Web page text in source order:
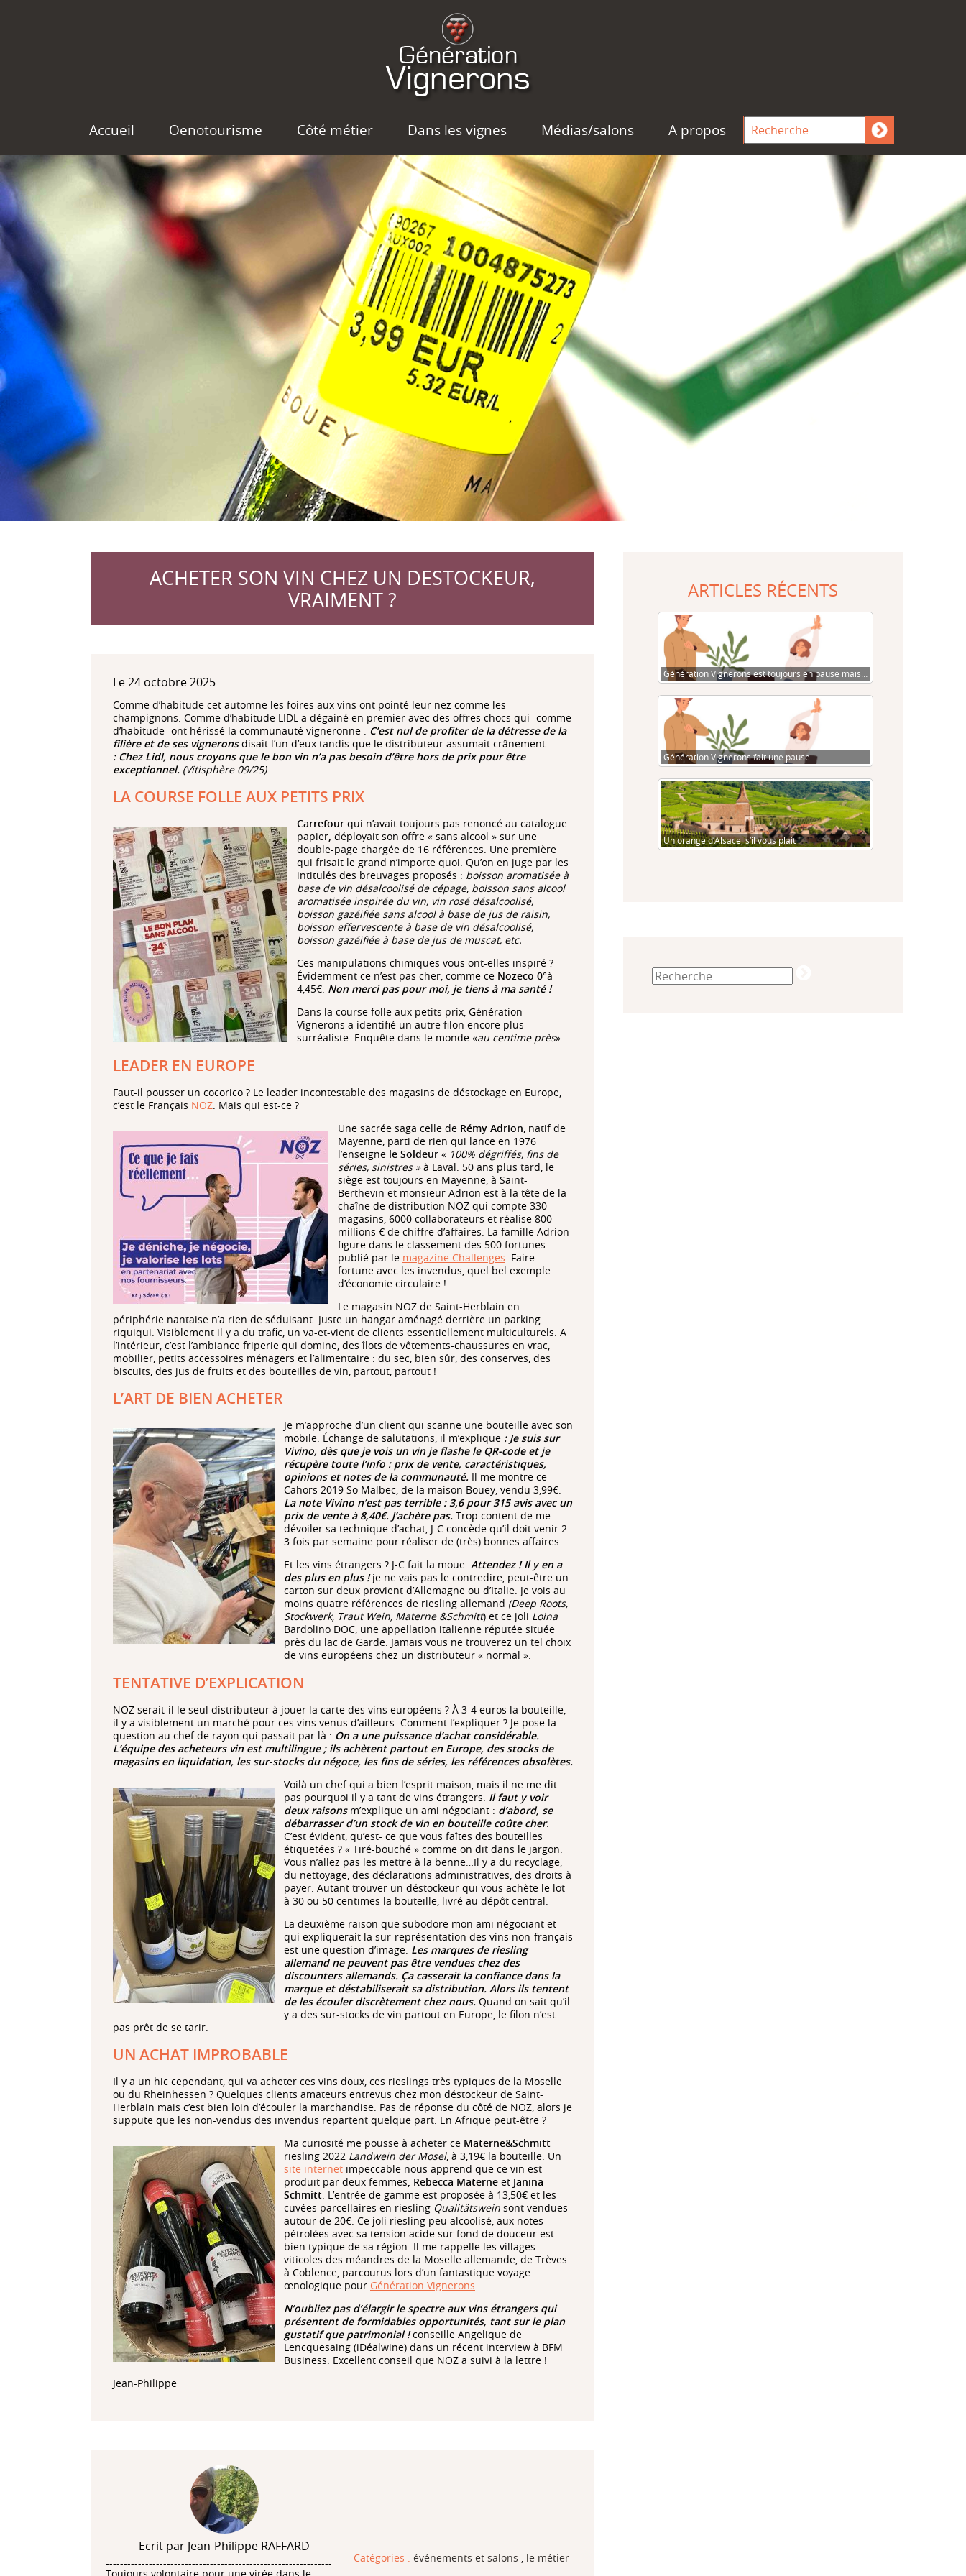
Accueil Oenotourisme Côté métier Dans les vignes Médias/salons A propos
ACHETER SON VIN CHEZ UN DESTOCKEUR,
VRAIMENT ?
Le 24 octobre 2025
Comme d’habitude cet automne les foires aux vins ont pointé leur nez comme les
champignons. Comme d’habitude LIDL a dégainé en premier avec des offres chocs qui -comme
d’habitude- ont hérissé la communauté vigneronne : C’est nul de profiter de la détresse de la
filière et de ses vignerons disait l’un d’eux tandis que le distributeur assumait crânement
: Chez Lidl, nous croyons que le bon vin n’a pas besoin d’être hors de prix pour être
exceptionnel. (Vitisphère 09/25)
LA COURSE FOLLE AUX PETITS PRIX
Carrefour qui n’avait toujours pas renoncé au catalogue
papier, déployait son offre « sans alcool » sur une
double-page chargée de 16 références. Une première
qui frisait le grand n’importe quoi. Qu’on en juge par les
intitulés des breuvages proposés : boisson aromatisée à
base de vin désalcoolisé de cépage, boisson sans alcool
aromatisée inspirée du vin, vin rosé désalcoolisé,
boisson gazéifiée sans alcool à base de jus de raisin,
boisson effervescente à base de vin désalcoolisé,
boisson gazéifiée à base de jus de muscat, etc.
Ces manipulations chimiques vous ont-elles inspiré ?
Évidemment ce n’est pas cher, comme ce Nozeco 0°à
4,45€. Non merci pas pour moi, je tiens à ma santé !
Dans la course folle aux petits prix, Génération
Vignerons a identifié un autre filon encore plus
surréaliste. Enquête dans le monde «au centime près».
LEADER EN EUROPE
Faut-il pousser un cocorico ? Le leader incontestable des magasins de déstockage en Europe,
c’est le Français NOZ. Mais qui est-ce ?
Une sacrée saga celle de Rémy Adrion, natif de
Mayenne, parti de rien qui lance en 1976
l’enseigne le Soldeur « 100% dégriffés, fins de
séries, sinistres »à Laval. 50 ans plus tard, le
siège est toujours en Mayenne, à Saint-
Berthevin et monsieur Adrion est à la tête de la
chaîne de distribution NOZ qui compte 330
magasins, 6000 collaborateurs et réalise 800
millions € de chiffre d’affaires. La famille Adrion
figure dans le classement des 500 fortunes
publié par le magazine Challenges. Faire
fortune avec les invendus, quel bel exemple
d’économie circulaire !
Le magasin NOZ de Saint-Herblain en
périphérie nantaise n’a rien de séduisant. Juste un hangar aménagé derrière un parking
riquiqui. Visiblement il y a du trafic, un va-et-vient de clients essentiellement multiculturels. A
l’intérieur, c’est l’ambiance friperie qui domine, des îlots de vêtements-chaussures en vrac,
mobilier, petits accessoires ménagers et l’alimentaire : du sec, bien sûr, des conserves, des
biscuits, des jus de fruits et des bouteilles de vin, partout, partout !
L’ART DE BIEN ACHETER
Je m’approche d’un client qui scanne une bouteille avec son
mobile. Échange de salutations, il m’explique : Je suis sur
Vivino, dès que je vois un vin je flashe le QR-code et je
récupère toute l’info : prix de vente, caractéristiques,
opinions et notes de la communauté. Il me montre ce
Cahors 2019 So Malbec, de la maison Bouey, vendu 3,99€.
La note Vivino n’est pas terrible : 3,6 pour 315 avis avec un
prix de vente à 8,40€. J’achète pas. Trop content de me
dévoiler sa technique d’achat, J-C concède qu’il doit venir 2-
3 fois par semaine pour réaliser de (très) bonnes affaires.
Et les vins étrangers ? J-C fait la moue. Attendez ! Il y en a
des plus en plus !je ne vais pas le contredire, peut-être un
carton sur deux provient d’Allemagne ou d’Italie. Je vois au
moins quatre références de riesling allemand (Deep Roots,
Stockwerk, Traut Wein, Materne &Schmitt) et ce joli Loina
Bardolino DOC, une appellation italienne réputée située
près du lac de Garde. Jamais vous ne trouverez un tel choix
de vins européens chez un distributeur « normal ».
TENTATIVE D’EXPLICATION
NOZ serait-il le seul distributeur à jouer la carte des vins européens ? À 3-4 euros la bouteille,
il y a visiblement un marché pour ces vins venus d’ailleurs. Comment l’expliquer ? Je pose la
question au chef de rayon qui passait par là : On a une puissance d’achat considérable.
L’équipe des acheteurs vin est multilingue ; ils achètent partout en Europe, des stocks de
magasins en liquidation, les sur-stocks du négoce, les fins de séries, les références obsolètes.
Voilà un chef qui a bien l’esprit maison, mais il ne me dit
pas pourquoi il y a tant de vins étrangers. Il faut y voir
deux raisonsm’explique un ami négociant : d’abord, se
débarrasser d’un stock de vin en bouteille coûte cher.
C’est évident, qu’est- ce que vous faîtes des bouteilles
étiquetées ? « Tiré-bouché » comme on dit dans le jargon.
Vous n’allez pas les mettre à la benne…Il y a du recyclage,
du nettoyage, des déclarations administratives, des droits à
payer. Autant trouver un déstockeur qui vous achète le lot
à 30 ou 50 centimes la bouteille, livré au dépôt central.
La deuxième raison que subodore mon ami négociant et
qui expliquerait la sur-représentation des vins non-français
est une question d’image. Les marques de riesling
allemand ne peuvent pas être vendues chez des
discounters allemands. Ça casserait la confiance dans la
marque et déstabiliserait sa distribution. Alors ils tentent
de les écouler discrètement chez nous. Quand on sait qu’il
y a des sur-stocks de vin partout en Europe, le filon n’est
pas prêt de se tarir.
UN ACHAT IMPROBABLE
Il y a un hic cependant, qui va acheter ces vins doux, ces rieslings très typiques de la Moselle
ou du Rheinhessen ? Quelques clients amateurs entrevus chez mon déstockeur de Saint-
Herblain mais c’est bien loin d’écouler la marchandise. Pas de réponse du côté de NOZ, alors je
suppute que les non-vendus des invendus repartent quelque part. En Afrique peut-être ?
Ma curiosité me pousse à acheter ce Materne&Schmitt
riesling 2022 Landwein der Mosel, à 3,19€ la bouteille. Un
site internet impeccable nous apprend que ce vin est
produit par deux femmes, Rebecca Materne et Janina
Schmitt. L’entrée de gamme est proposée à 13,50€ et les
cuvées parcellaires en riesling Qualitätswein sont vendues
autour de 20€. Ce joli riesling peu alcoolisé, aux notes
pétrolées avec sa tension acide sur fond de douceur est
bien typique de sa région. Il me rappelle les villages
viticoles des méandres de la Moselle allemande, de Trèves
à Coblence, parcourus lors d’un fantastique voyage
œnologique pour Génération Vignerons.
N’oubliez pas d’élargir le spectre aux vins étrangers qui
présentent de formidables opportunités, tant sur le plan
gustatif que patrimonial !conseille Angelique de
Lencquesaing (iDéalwine) dans un récent interview à BFM
Business. Excellent conseil que NOZ a suivi à la lettre !
Jean-Philippe
Ecrit par Jean-Philippe RAFFARD
---------------------------------------------------------------
Catégories : événements et salons , le métier
ARTICLES RÉCENTS
Génération Vignerons est toujours en pause mais…
Génération Vignerons fait une pause
Un orange d’Alsace, s’il vous plait !